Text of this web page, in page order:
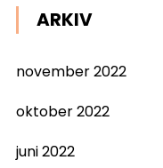
ARKIV
november 2022
oktober 2022
juni 2022